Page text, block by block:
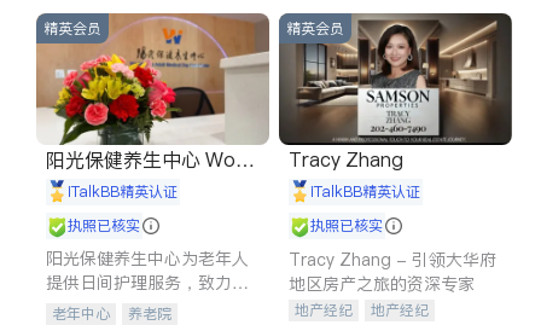
精英会员
阳光保健养生中心 World
shine
iTalkBB精英认证
执照已核实
阳光保健养生中心为老年人
提供日间护理服务，致力于
通过持续的护理创新来有效
老年中心 养老院
精英会员
Tracy Zhang
iTalkBB精英认证
执照已核实
Tracy Zhang - 引领大华府
地区房产之旅的资深专家
地产经纪
地产经纪